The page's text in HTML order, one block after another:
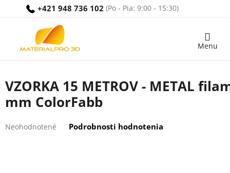
+421 948 736 102
Nákupný
VZORKA 15 METROV - METAL
mm ColorFabb
hodnotenie
Neohodnotené Podrobnosti hodnotenia